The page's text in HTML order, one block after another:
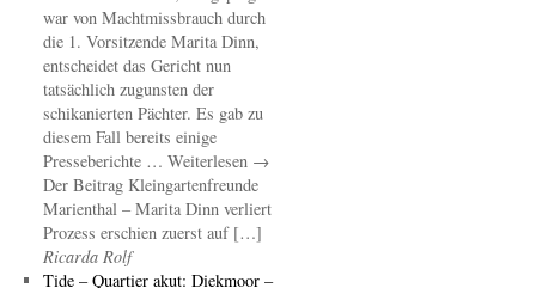
war von Machtmissbrauch durch
die 1. Vorsitzende Marita Dinn,
entscheidet das Gericht nun
tatsächlich zugunsten der
schikanierten Pächter. Es gab zu
diesem Fall bereits einige
Presseberichte … Weiterlesen →
Der Beitrag Kleingartenfreunde
Marienthal – Marita Dinn verliert
Prozess erschien zuerst auf […]
Ricarda Rolf
Tide – Quartier akut: Diekmoor –